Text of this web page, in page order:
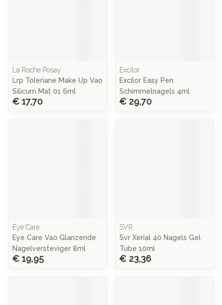
La Roche Posay
Lrp Toleriane Make Up Vao
Silicum Mat 01 6ml
€ 17,70
Excilor
Excilor Easy Pen
Schimmelnagels 4ml
€ 29,70
Eye Care
Eye Care Vao Glanzende
Nagelversteviger 8ml
€ 19,95
SVR
Svr Xerial 40 Nagels Gel
Tube 10ml
€ 23,36